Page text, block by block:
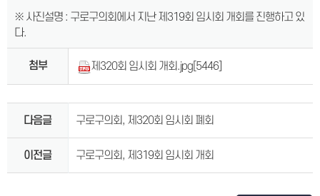
※ 사진설명 : 구로구의회에서 지난 제319회 임시회 개회를 진행하고 있
다.
첨부 제320회 임시회 개회.jpg [5446]
다음글 구로구의회, 제320회 임시회 폐회
이전글 구로구의회, 제319회 임시회 개회